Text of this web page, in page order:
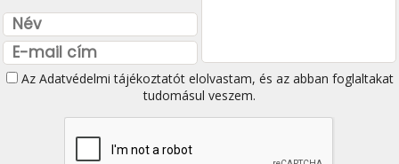
Az Adatvédelmi tájékoztatótelolvastam, és az abban foglaltakat
tudomásul veszem.